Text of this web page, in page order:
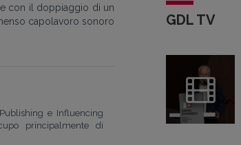
e con il doppiaggio di un
capolavoro sonoro
e Influencing
principalmente di
GDL TV